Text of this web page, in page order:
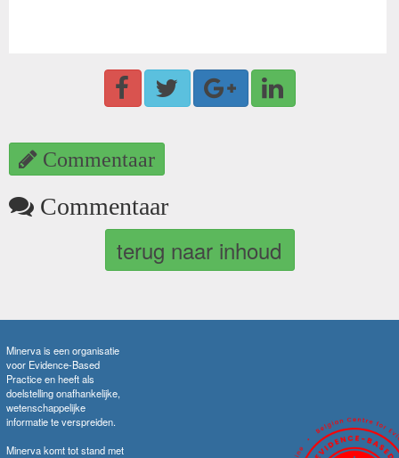
Commentaar
Commentaar
terug naar inhoud
Minerva is een organisatie
voor Evidence-Based
Practice en heeft als
doelstelling onafhankelijke,
wetenschappelijke
informatie te verspreiden.
Minerva komt tot stand met